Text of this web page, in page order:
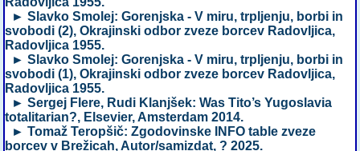
► Slavko Smolej: Gorenjska - V miru, trpljenju, borbi in
svobodi (2), Okrajinski odbor zveze borcev Radovljica,
Radovljica 1955.
► Slavko Smolej: Gorenjska - V miru, trpljenju, borbi in
svobodi (1), Okrajinski odbor zveze borcev Radovljica,
Radovljica 1955.
► Sergej Flere, Rudi Klanjšek: Was Tito’s Yugoslavia
totalitarian?, Elsevier, Amsterdam 2014.
► Tomaž Teropšič: Zgodovinske INFO table zveze
borcev v Brežicah, Autor/samizdat, ? 2025.